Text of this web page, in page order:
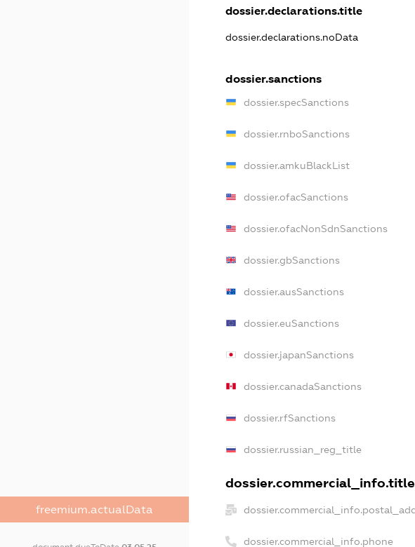
freemium.actualData
dossier.declarations.title
dossier.declarations.noData
dossier.sanctions
dossier.specSanctions
dossier.rnboSanctions
dossier.amkuBlackList
dossier.ofacSanctions
dossier.ofacNonSdnSanctions
dossier.gbSanctions
dossier.ausSanctions
dossier.euSanctions
dossier.japanSanctions
dossier.canadaSanctions
dossier.rfSanctions
dossier.russian_reg_title
dossier.commercial_info.title
dossier.commercial_info.phone